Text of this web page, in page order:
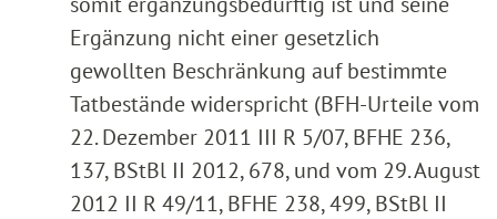
Ergänzung nicht einer gesetzlich
gewollten Beschränkung auf bestimmte
Tatbestände widerspricht (BFH-Urteile vom
22. Dezember 2011 III R 5/07, BFHE 236,
137, BStBl II 2012, 678, und vom 29. August
2012 II R 49/11, BFHE 238, 499, BStBl II